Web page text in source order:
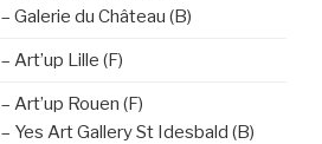
– Galerie du Château (B)
– Art’up Lille (F)
– Art’up Rouen (F)
– Yes Art Gallery St Idesbald (B)